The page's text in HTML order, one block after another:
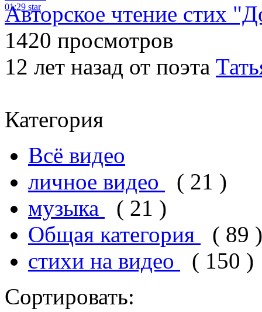
01:29 star
Авторское чтение стих
1420 просмотров
12 лет назад от поэта
Категория
Всё видео
личное видео
( 21 )
музыка
( 21 )
Общая категория
( 89 )
стихи на видео
( 150 )
Сортировать: